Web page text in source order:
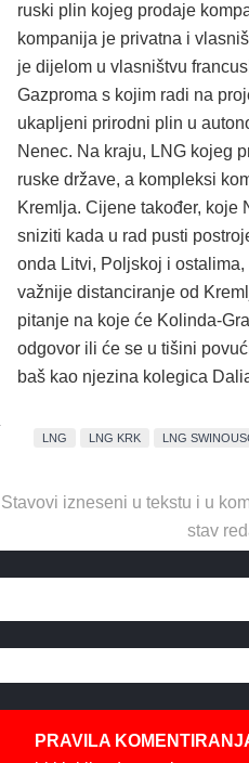
ruski plin kojeg prodaje
kompanija je privatna i
je dijelom u vlasništvu
Gazproma s kojim radi na
ukapljeni prirodni plin u
Nenec. Na kraju, LNG kojeg
ruske države, a kompleksi
Kremlja. Cijene također, koje
sniziti kada u rad pusti
onda Litvi, Poljskoj i
važnije distanciranje od
pitanje na koje će Kolinda-
odgovor ili će se u tišini
baš kao njezina kolegica
LNG LNG KRK LNG
Stavovi izneseni u tekstu i u
stav
PRAVILA